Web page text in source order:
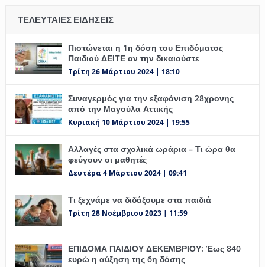
ΤΕΛΕΥΤΑΊΕΣ ΕΙΔΉΣΕΙΣ
Πιστώνεται η 1η δόση του Επιδόματος
Παιδιού ΔΕΙΤΕ αν την δικαιούστε
Τρίτη 26 Μάρτιου 2024 | 18:10
Συναγερμός για την εξαφάνιση 28χρονης
από την Μαγούλα Αττικής
Κυριακή 10 Μάρτιου 2024 | 19:55
Αλλαγές στα σχολικά ωράρια – Τι ώρα θα
φεύγουν οι μαθητές
Δευτέρα 4 Μάρτιου 2024 | 09:41
Τι ξεχνάμε να διδάξουμε στα παιδιά
Τρίτη 28 Νοέμβριου 2023 | 11:59
ΕΠΙΔΟΜΑ ΠΑΙΔΙΟΥ ΔΕΚΕΜΒΡΙΟΥ: Έως 840
ευρώ η αύξηση της 6η δόσης